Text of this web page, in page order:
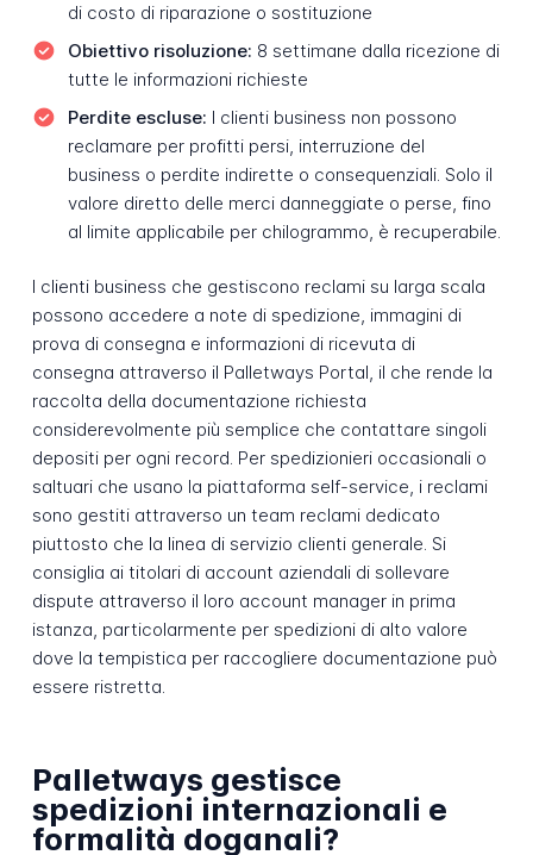
di costo di riparazione o sostituzione
Obiettivo risoluzione: 8 settimane dalla ricezione di
tutte le informazioni richieste
Perdite escluse: I clienti business non possono
reclamare per profitti persi, interruzione del
business o perdite indirette o consequenziali. Solo il
valore diretto delle merci danneggiate o perse, fino
al limite applicabile per chilogrammo, è recuperabile.
I clienti business che gestiscono reclami su larga scala
possono accedere a note di spedizione, immagini di
prova di consegna e informazioni di ricevuta di
consegna attraverso il Palletways Portal, il che rende la
raccolta della documentazione richiesta
considerevolmente più semplice che contattare singoli
depositi per ogni record. Per spedizionieri occasionali o
saltuari che usano la piattaforma self-service, i reclami
sono gestiti attraverso un team reclami dedicato
piuttosto che la linea di servizio clienti generale. Si
consiglia ai titolari di account aziendali di sollevare
dispute attraverso il loro account manager in prima
istanza, particolarmente per spedizioni di alto valore
dove la tempistica per raccogliere documentazione può
essere ristretta.
Palletways gestisce
spedizioni internazionali e
formalità doganali?